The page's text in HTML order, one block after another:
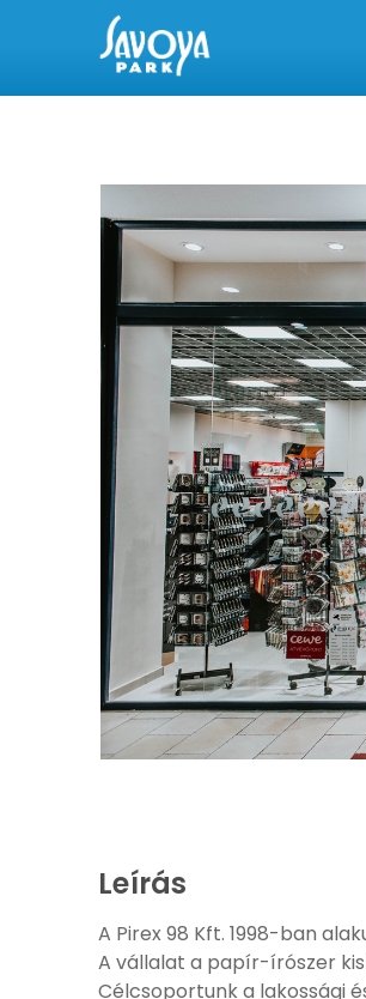
Leírás
A Pirex 98 Kft. 1998-ban
A vállalat a papír-írószer
Célcsoportunk a lakossági